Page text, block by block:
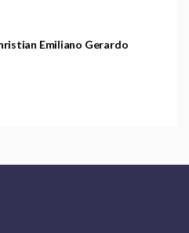
Emiliano Gerardo